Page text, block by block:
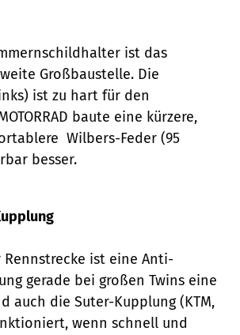
ist das
Großbaustelle. Die
ist zu hart für den
baute eine kürzere,
Wilbers-Feder (95
besser.
ist eine Anti-
gerade bei großen Twins eine
auch die Suter-Kupplung (KTM,
wenn schnell und